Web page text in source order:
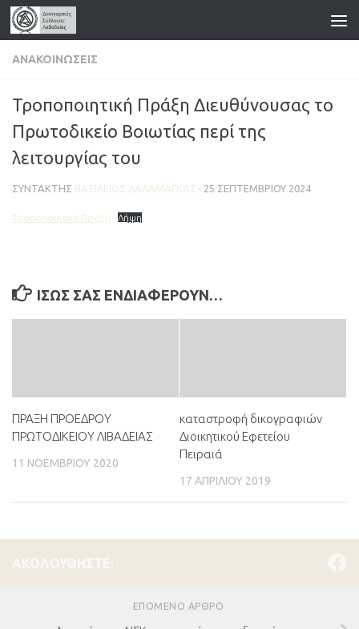
Skip to content
ΑΝΑΚΟΙΝΏΣΕΙΣ
Τροποποιητική Πράξη Διευθύνουσας το
Πρωτοδικείο Βοιωτίας περί της
λειτουργίας του
ΣΥΝΤΆΚΤΗΣ ΒΑΣΊΛΕΙΟΣ ΔΑΛΑΜΆΓΚΑΣ · 25 ΣΕΠΤΕΜΒΡΊΟΥ 2024
Τροποποιητική Πράξη Λήψη
ΊΣΩΣ ΣΑΣ ΕΝΔΙΑΦΈΡΟΥΝ…
ΠΡΑΞΗ ΠΡΟΕΔΡΟΥ
ΠΡΩΤΟΔΙΚΕΙΟΥ ΛΙΒΑΔΕΙΑΣ
11 ΝΟΕΜΒΡΊΟΥ 2020
καταστροφή δικογραφιών
Διοικητικού Εφετείου
Πειραιά
17 ΑΠΡΙΛΊΟΥ 2019
ΑΚΟΛΟΥΘΉΣΤΕ:
ΕΠΌΜΕΝΟ ΆΡΘΡΟ